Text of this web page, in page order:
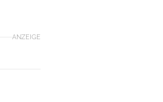
ANZEIGE